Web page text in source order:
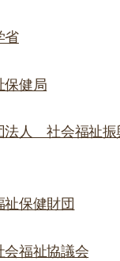
省
保健局
法人 社会福祉振
保健財団
会福祉協議会